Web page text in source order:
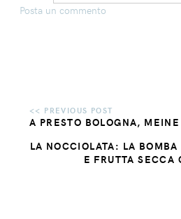
Posta un commento
A PRESTO BOLOGNA,
LA NOCCIOLATA: LA
E FRUTTA SECCA